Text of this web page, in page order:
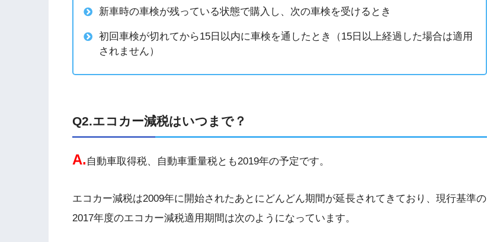
新車時の車検が残っている状態で購入し、次の車検を受けるとき
初回車検が切れてから15日以内に車検を通したとき（15日以上経過した場合は適用
されません）
Q2.エコカー減税はいつまで？
A. 自動車取得税、自動車重量税とも2019年の予定です。
エコカー減税は2009年に開始されたあとにどんどん期間が延長されてきており、現行基準の
2017年度のエコカー減税適用期間は次のようになっています。